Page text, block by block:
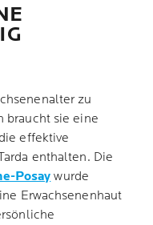
zu
braucht sie eine
effektive
enthalten. Die
Posay wurde
Erwachsenenhaut